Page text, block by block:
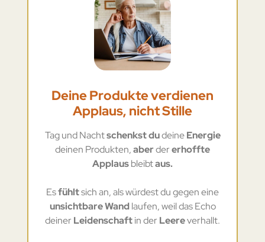
Deine Produkte verdienen
Applaus, nicht Stille
Tag und Nachtschenkst dudeineEnergie
deinen Produkten,aberdererhoffte
Applausbleibtaus.
Esfühltsich an, als würdest du gegen eine
unsichtbare Wandlaufen, weil das Echo
deinerLeidenschaftin derLeereverhallt.